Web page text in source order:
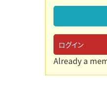
ログイン
Already a